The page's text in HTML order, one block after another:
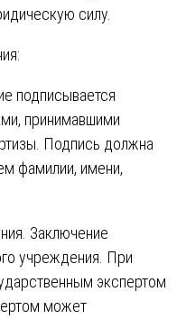
силу.
подписывается
принимавшими
Подпись должна
фамилии, имени,
Заключение
учреждения. При
экспертом
может